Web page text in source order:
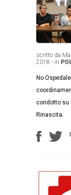
scritto da
2018 - in
No
condotto su
Rinascita.